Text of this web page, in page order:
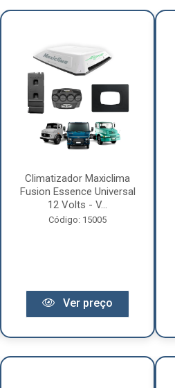
Climatizador Maxiclima
Fusion Essence Universal
12 Volts - V...
Código: 15005
Ver preço